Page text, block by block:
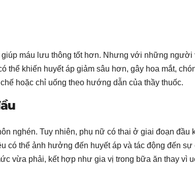
máu lưu thông tốt hơn. Nhưng với những người
thể khiến huyết áp giảm sâu hơn, gây hoa mắt,
hoặc chỉ uống theo hướng dẫn của thầy thuốc.
nghén. Tuy nhiên, phụ nữ có thai ở giai đoạn đầu
có thể ảnh hưởng đến huyết áp và tác động đến sự
vừa phải, kết hợp như gia vị trong bữa ăn thay vì